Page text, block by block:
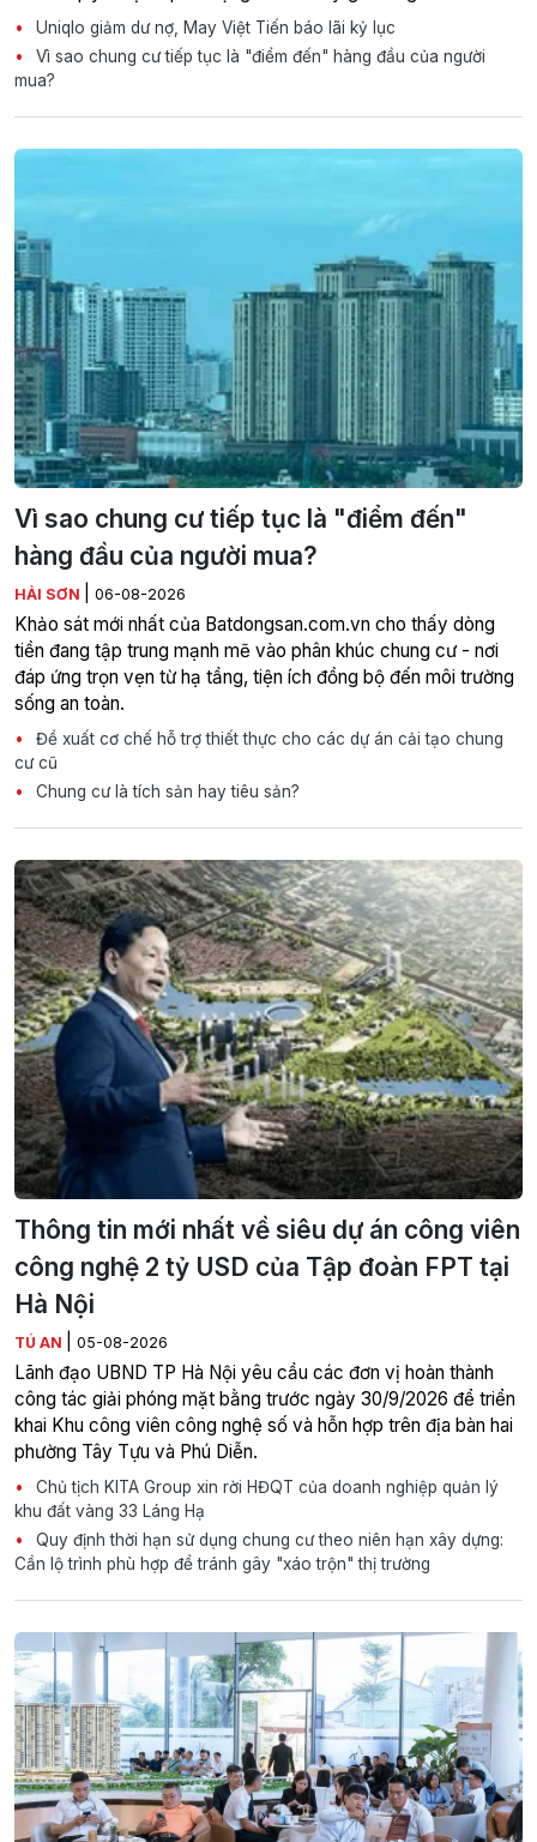
Uniqlo giảm dư nợ, May Việt Tiến báo lãi kỷ lục
Vì sao chung cư tiếp tục là "điểm đến" hàng đầu của người
mua?
Vì sao chung cư tiếp tục là "điểm đến"
hàng đầu của người mua?
HẢI SƠN 06-08-2026
Khảo sát mới nhất của Batdongsan.com.vn cho thấy dòng
tiền đang tập trung mạnh mẽ vào phân khúc chung cư - nơi
đáp ứng trọn vẹn từ hạ tầng, tiện ích đồng bộ đến môi trường
sống an toàn.
Đề xuất cơ chế hỗ trợ thiết thực cho các dự án cải tạo chung
cư cũ
Chung cư là tích sản hay tiêu sản?
Thông tin mới nhất về siêu dự án công viên
công nghệ 2 tỷ USD của Tập đoàn FPT tại
Hà Nội
TÚ AN 05-08-2026
Lãnh đạo UBND TP Hà Nội yêu cầu các đơn vị hoàn thành
công tác giải phóng mặt bằng trước ngày 30/9/2026 để triển
khai Khu công viên công nghệ số và hỗn hợp trên địa bàn hai
phường Tây Tựu và Phú Diễn.
Chủ tịch KITA Group xin rời HĐQT của doanh nghiệp quản lý
khu đất vàng 33 Láng Hạ
Quy định thời hạn sử dụng chung cư theo niên hạn xây dựng:
Cần lộ trình phù hợp để tránh gây "xáo trộn" thị trường